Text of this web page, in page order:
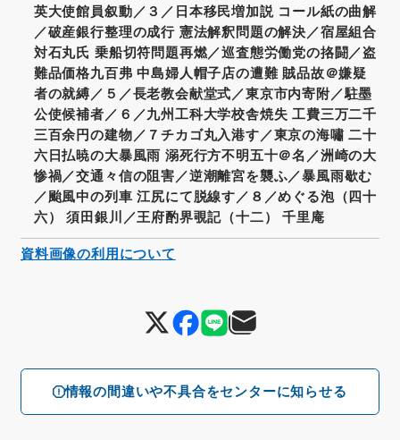
情報の間違いや不具合をセンターに知らせる
英大使館員叙動／３／日本移民増加説 コール紙の曲解
／破産銀行整理の成行 憲法解釈問題の解決／宿屋組合
対石丸氏 乗船切符問題再燃／巡査態労働党の挌闘／盗
難品価格九百弗 中島婦人帽子店の遭難 賊品故＠嫌疑
者の就縛／５／長老教会献堂式／東京市内寄附／駐墨
公使候補者／６／九州工科大学校舎焼失 工費三万二千
三百余円の建物／７チカゴ丸入港す／東京の海嘯 二十
六日払暁の大暴風雨 溺死行方不明五十＠名／洲崎の大
惨禍／交通々信の阻害／逆潮離宮を襲ふ／暴風雨歇む
／颱風中の列車 江尻にて脱線す／８／めぐる泡（四十
六） 須田銀川／王府酌界覗記（十二） 千里庵
資料画像の利用について